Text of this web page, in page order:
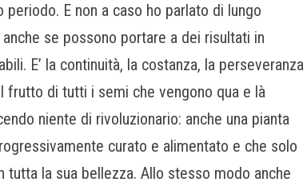
E non a caso ho parlato di lungo
se possono portare a dei risultati in
E’ la continuità, la costanza, la perseveranza
frutto di tutti i semi che vengono qua e là
niente di rivoluzionario: anche una pianta
curato e alimentato e che solo
la sua bellezza. Allo stesso modo anche